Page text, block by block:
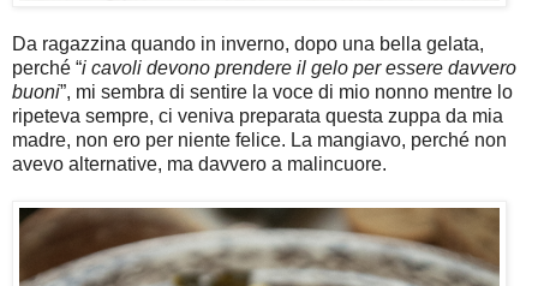
Da ragazzina quando in inverno, dopo una bella gelata,
perché “i cavoli devono prendere il gelo per essere davvero
buoni”, mi sembra di sentire la voce di mio nonno mentre lo
ripeteva sempre, ci veniva preparata questa zuppa da mia
madre, non ero per niente felice. La mangiavo, perché non
avevo alternative, ma davvero a malincuore.